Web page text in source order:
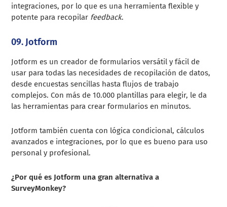
integraciones, por lo que es una herramienta flexible y
potente para recopilar feedback.
09. Jotform
Jotform es un creador de formularios versátil y fácil de
usar para todas las necesidades de recopilación de datos,
desde encuestas sencillas hasta flujos de trabajo
complejos. Con más de 10.000 plantillas para elegir, le da
las herramientas para crear formularios en minutos.
Jotform también cuenta con lógica condicional, cálculos
avanzados e integraciones, por lo que es bueno para uso
personal y profesional.
¿Por qué es Jotform una gran alternativa a
SurveyMonkey?